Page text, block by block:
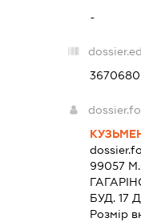
-
99057
БУД. 17
Розмір